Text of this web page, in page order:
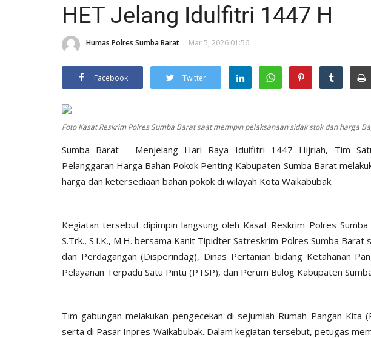
HET Jelang Idulfitri 1447 H
Humas Polres Sumba Barat Mar 5, 2026 01:56
Facebook Twitter
Foto Kasat Reskrim Polres Sumba Barat saat memipin pelaksanaan sidak stok dan harga
Sumba Barat - Menjelang Hari Raya Idulfitri 1447 Hijriah, Tim
Pelanggaran Harga Bahan Pokok Penting Kabupaten Sumba Barat
harga dan ketersediaan bahan pokok di wilayah Kota Waikabubak.
Kegiatan tersebut dipimpin langsung oleh Kasat Reskrim Polres
S.Trk., S.I.K., M.H. bersama Kanit Tipidter Satreskrim Polres Sumba
dan Perdagangan (Disperindag), Dinas Pertanian bidang Ketahanan
Pelayanan Terpadu Satu Pintu (PTSP), dan Perum Bulog Kabupaten
Tim gabungan melakukan pengecekan di sejumlah Rumah Pangan Kita
serta di Pasar Inpres Waikabubak. Dalam kegiatan tersebut, petugas